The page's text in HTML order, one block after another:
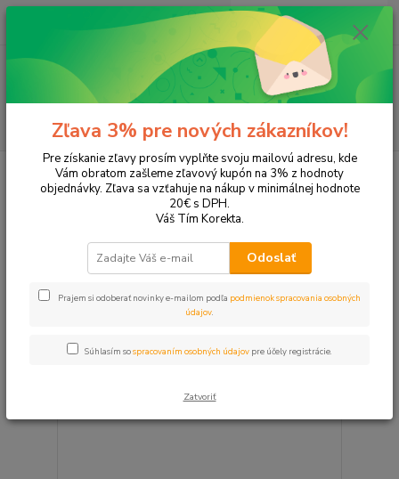
Hľadať
ks
za 0,00 EUR
Tonery a náplne do tlačiarní EPSON L100
Upresniť parametre
Najdrahšie
Zobrazujem 1-4 z 4
Zľava 3% pre nových zákazníkov!
Pre získanie zľavy prosím vyplňte svoju mailovú adresu, kde
Vám obratom zašleme zľavový kupón na 3% z hodnoty
objednávky. Zľava sa vzťahuje na nákup v minimálnej hodnote
20€ s DPH.
Váš Tím Korekta.
Odoslať
Prajem si odoberať novinky e-mailom podľa podmienok spracovania osobných
údajov.
Súhlasím sospracovaním osobných údajov pre účely registrácie.
Zatvoriť